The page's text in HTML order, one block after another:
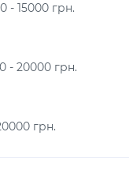
- 15000 грн.
- 20000 грн.
грн.